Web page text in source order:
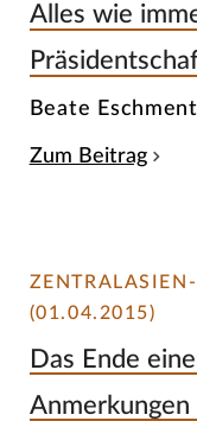
Alles wie
Beate
Zum Beitrag
(01.04.2015)
Das Ende
Anmerkungen